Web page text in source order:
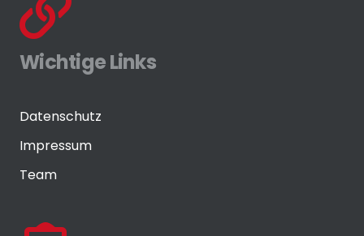
Wichtige Links
Datenschutz
Impressum
Team